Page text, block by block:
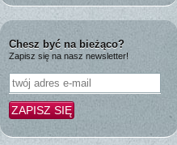
Chesz być na bieżąco?
Zapisz się na nasz newsletter!